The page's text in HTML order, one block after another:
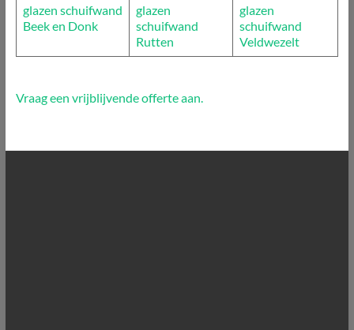
glazen schuifwand
Beek en Donk
glazen
schuifwand
Rutten
glazen
schuifwand
Veldwezelt
Vraag een vrijblijvende offerte aan.